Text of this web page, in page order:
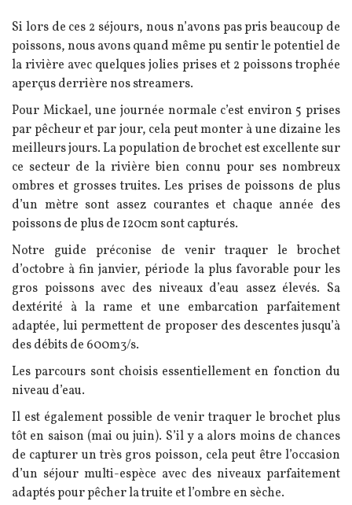
Texte
Si lors de ces 2 séjours, nous n’avons pas pris beaucoup de
poissons, nous avons quand même pu sentir le potentiel de
la rivière avec quelques jolies prises et 2 poissons trophée
aperçus derrière nos streamers.
Pour Mickael, une journée normale c’est environ 5 prises
par pêcheur et par jour, cela peut monter à une dizaine les
meilleurs jours. La population de brochet est excellente sur
ce secteur de la rivière bien connu pour ses nombreux
ombres et grosses truites. Les prises de poissons de plus
d’un mètre sont assez courantes et chaque année des
poissons de plus de 120cm sont capturés.
Notre guide préconise de venir traquer le brochet
d’octobre à fin janvier, période la plus favorable pour les
gros poissons avec des niveaux d’eau assez élevés. Sa
dextérité à la rame et une embarcation parfaitement
adaptée, lui permettent de proposer des descentes jusqu’à
des débits de 600m3/s.
Les parcours sont choisis essentiellement en fonction du
niveau d’eau.
Il est également possible de venir traquer le brochet plus
tôt en saison (mai ou juin). S’il y a alors moins de chances
de capturer un très gros poisson, cela peut être l’occasion
d’un séjour multi-espèce avec des niveaux parfaitement
adaptés pour pêcher la truite et l’ombre en sèche.